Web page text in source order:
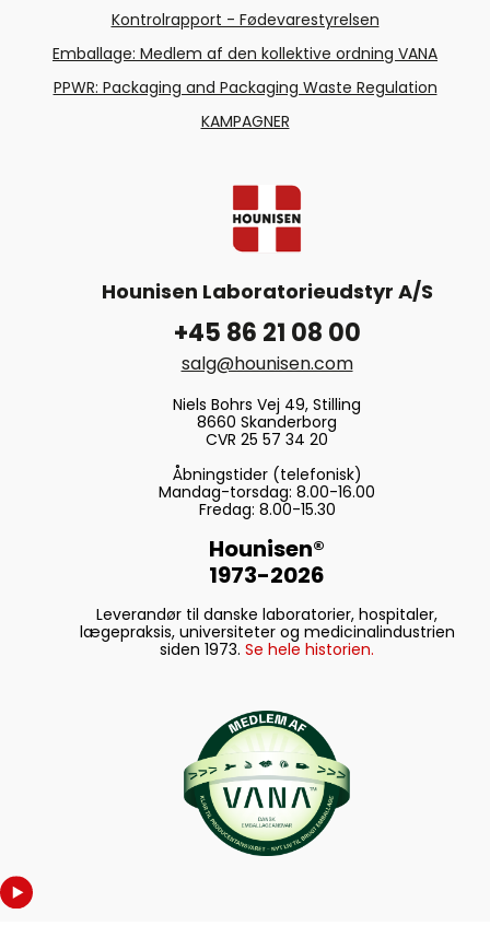
Kontrolrapport - Fødevarestyrelsen
Emballage: Medlem af den kollektive ordning VANA
PPWR: Packaging and Packaging Waste Regulation
KAMPAGNER
Hounisen Laboratorieudstyr A/S
+45 86 21 08 00
salg@hounisen.com
Niels Bohrs Vej 49, Stilling
8660 Skanderborg
CVR 25 57 34 20
Åbningstider (telefonisk)
Mandag-torsdag: 8.00-16.00
Fredag: 8.00-15.30
Hounisen®
1973-2026
Leverandør til danske laboratorier, hospitaler,
lægepraksis, universiteter og medicinalindustrien
siden 1973. Se hele historien.